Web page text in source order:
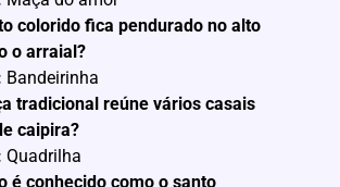
colorido fica pendurado no alto
o arraial?
Bandeirinha
tradicional reúne vários casais
caipira?
Quadrilha
é conhecido como o santo